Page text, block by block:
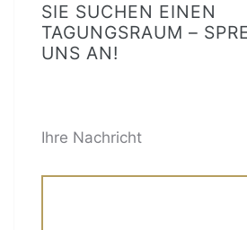
SIE SUCHEN EINEN
TAGUNGSRAUM –
UNS AN!
Ihre Nachricht